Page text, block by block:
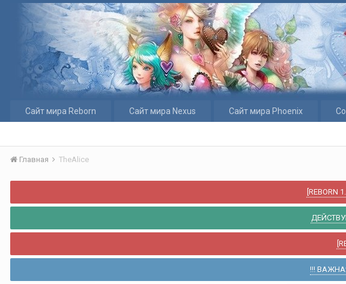
Сайт мира Reborn Сайт мира Nexus Сайт мира Phoenix
Главная TheAlice
!!!